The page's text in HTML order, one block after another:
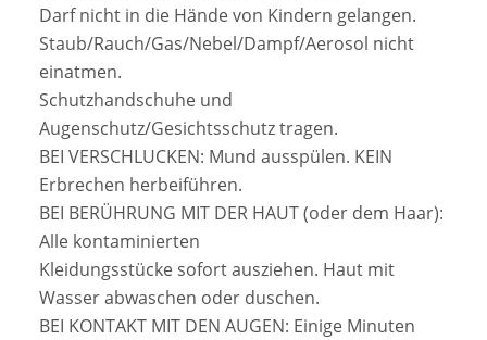
Darf nicht in die Hände von Kindern gelangen.
Staub/Rauch/Gas/Nebel/Dampf/Aerosol nicht
einatmen.
Schutzhandschuhe und
Augenschutz/Gesichtsschutz tragen.
BEI VERSCHLUCKEN: Mund ausspülen. KEIN
Erbrechen herbeiführen.
BEI BERÜHRUNG MIT DER HAUT (oder dem Haar):
Alle kontaminierten
Kleidungsstücke sofort ausziehen. Haut mit
Wasser abwaschen oder duschen.
BEI KONTAKT MIT DEN AUGEN: Einige Minuten